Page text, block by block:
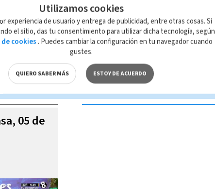
mismo que es propiedad de TELEDIARIO; su reproducción no
05 de
Utilizamos cookies
experiencia de usuario y entrega de publicidad, entre otras cosas. Si
el sitio, das tu consentimiento para utilizar dicha tecnología, según
cookies . Puedes cambiar la configuración en tu navegador cuando
gustes.
QUIERO SABER MÁS ESTOY DE ACUERDO